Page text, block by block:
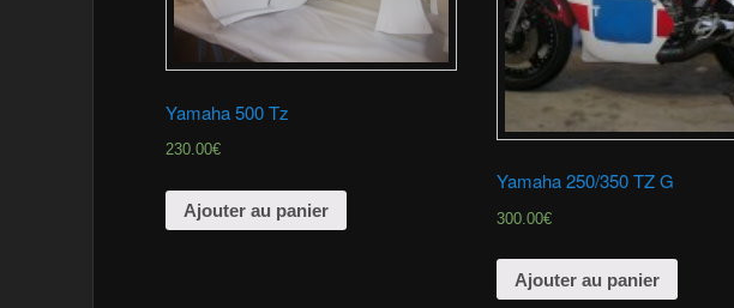
Yamaha 500 Tz
230.00€
Ajouter au panier
Yamaha 250/350 TZ G
300.00€
Ajouter au panier